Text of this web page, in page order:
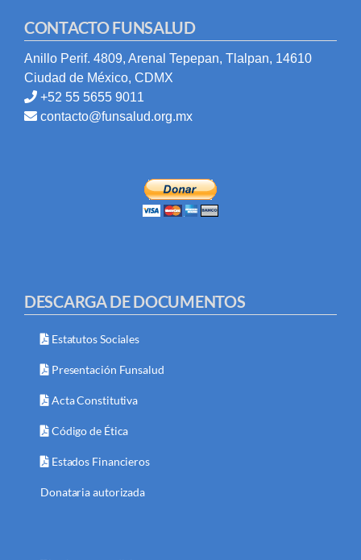
CONTACTO FUNSALUD
Anillo Perif. 4809, Arenal Tepepan, Tlalpan, 14610
Ciudad de México, CDMX
+52 55 5655 9011
contacto@funsalud.org.mx
DESCARGA DE DOCUMENTOS
Estatutos Sociales
Presentación Funsalud
Acta Constitutiva
Código de Ética
Estados Financieros
Donataria autorizada